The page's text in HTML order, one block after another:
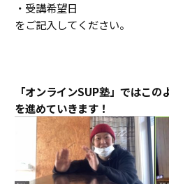
・受講希望日
をご記入してください。
「オンラインSUP塾」ではこの
を進めていきます！